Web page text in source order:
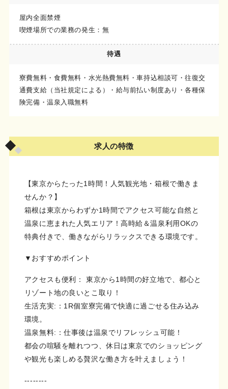
屋内全面禁煙
喫煙場所での業務の発生：無
待遇
寮費無料・食費無料・水光熱費無料・車持込相談可・往復交
通費支給（当社規定による）・給与前払い制度あり・各種保
険完備・温泉入職無料
求人の特徴
【東京からたった1時間！人気観光地・箱根で働きま
せんか？】
箱根は東京からわずか1時間でアクセス可能な自然と
温泉に恵まれた人気エリア！高時給＆温泉利用OKの
特典付きで、働きながらリラックスできる環境です。
▼おすすめポイント
アクセスも便利： 東京から1時間の好立地で、都心と
リゾート地の良いとこ取り！
生活充実:：1R個室寮完備で快適に過ごせる住み込み
環境。
温泉無料:：仕事後は温泉でリフレッシュ可能！
都会の喧騒を離れつつ、休日は東京でのショッピング
や観光も楽しめる贅沢な働き方を叶えましょう！
--------